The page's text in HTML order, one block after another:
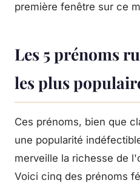
première fenêtre sur ce
Les 5 prénoms
les plus
Ces prénoms, bien que
une popularité
merveille la richesse de
Voici cinq des prénoms